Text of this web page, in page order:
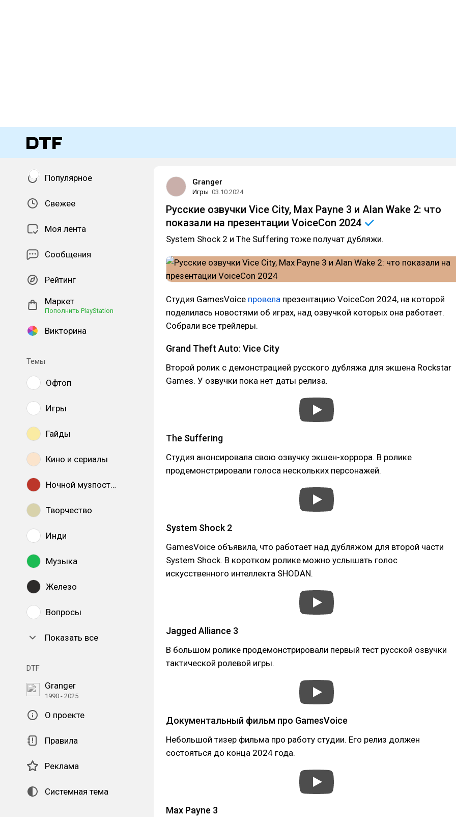
Популярное
Свежее
Моя лента
Сообщения
Рейтинг
Маркет
Пополнить PlayStation
Викторина
Темы
Офтоп
Игры
Гайды
Кино и сериалы
Ночной музпостинг
Творчество
Инди
Музыка
Железо
Вопросы
Показать все
DTF
Granger
1990 - 2025
О проекте
Правила
Реклама
Системная тема
Granger
Игры 03.10.2024
Русские озвучки Vice City, Max Payne 3 и Alan Wake 2: что
показали на презентации VoiceCon 2024
System Shock 2 и The Suffering тоже получат дубляжи.
Студия GamesVoice провела презентацию VoiceCon 2024, на которой
поделилась новостями об играх, над озвучкой которых она работает.
Собрали все трейлеры.
Grand Theft Auto: Vice City
Второй ролик с демонстрацией русского дубляжа для экшена Rockstar
Games. У озвучки пока нет даты релиза.
The Suffering
Студия анонсировала свою озвучку экшен-хоррора. В ролике
продемонстрировали голоса нескольких персонажей.
System Shock 2
GamesVoice объявила, что работает над дубляжом для второй части
System Shock. В коротком ролике можно услышать голос
искусственного интеллекта SHODAN.
Jagged Alliance 3
В большом ролике продемонстрировали первый тест русской озвучки
тактической ролевой игры.
Документальный фильм про GamesVoice
Небольшой тизер фильма про работу студии. Его релиз должен
состояться до конца 2024 года.
Max Payne 3